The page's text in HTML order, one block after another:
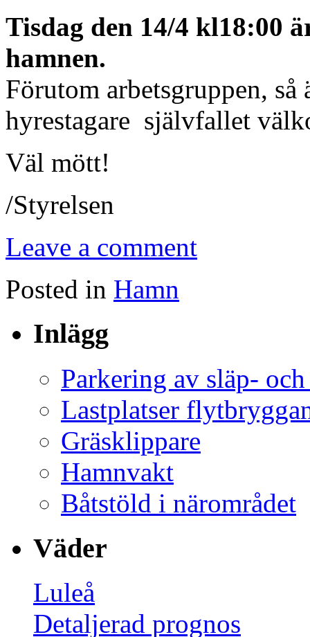
Tisdag den 14/4 kl18:00
hamnen.
Förutom arbetsgruppen, så
hyrestagare självfallet
Väl mött!
/Styrelsen
Leave a comment
Posted in Hamn
Inlägg
Parkering av släp-
Lastplatser
Gräsklippare
Hamnvakt
Båtstöld i närområdet
Väder
Luleå
Detaljerad prognos